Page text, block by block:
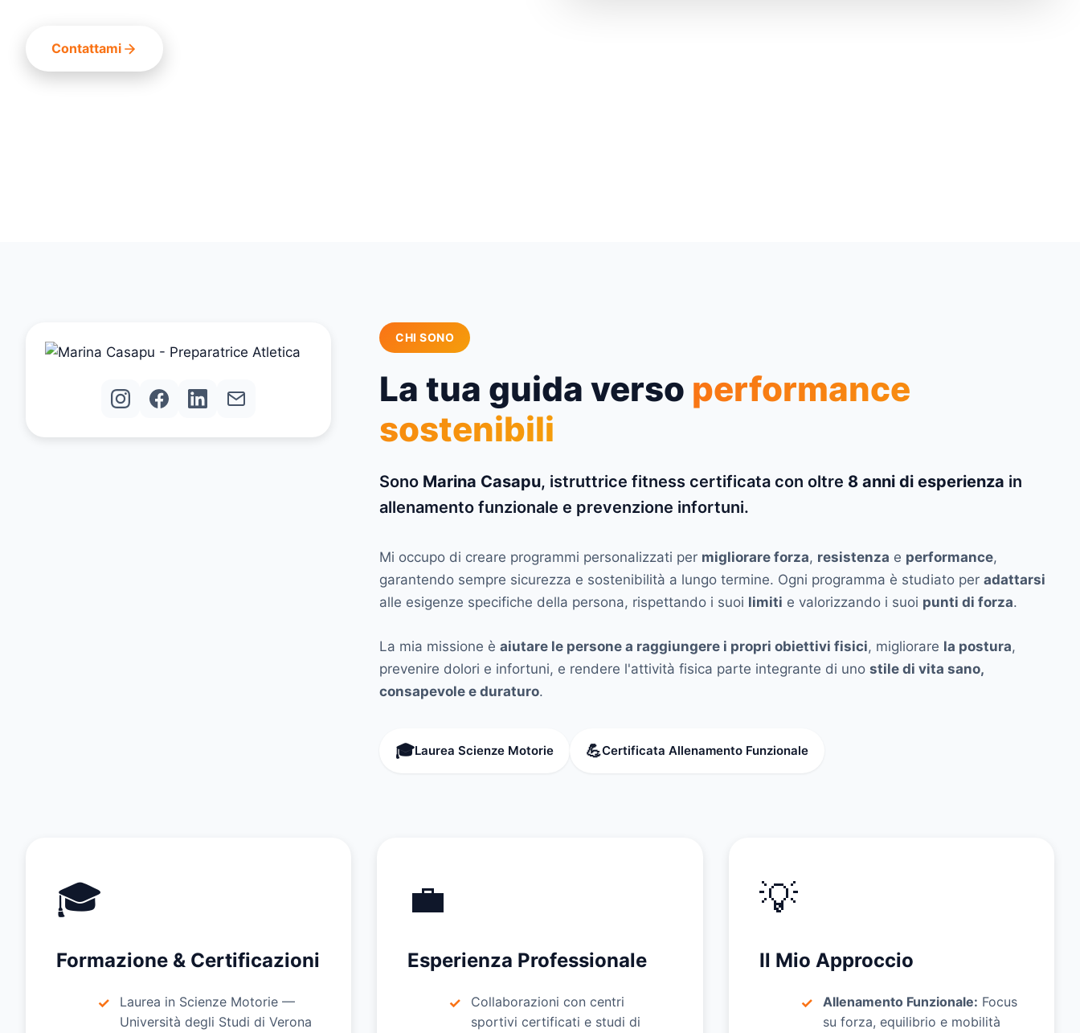
Contattami
CHI SONO
La tua guida verso performance
sostenibili
Sono Marina Casapu, istruttrice fitness certificata con oltre 8 anni di esperienza in
allenamento funzionale e prevenzione infortuni.
Mi occupo di creare programmi personalizzati per migliorare forza, resistenza e performance,
garantendo sempre sicurezza e sostenibilità a lungo termine. Ogni programma è studiato per adattarsi
alle esigenze specifiche della persona, rispettando i suoi limiti e valorizzando i suoi punti di forza.
La mia missione è aiutare le persone a raggiungere i propri obiettivi fisici, migliorare la postura,
prevenire dolori e infortuni, e rendere l'attività fisica parte integrante di uno stile di vita sano,
consapevole e duraturo.
🎓Laurea Scienze Motorie 💪Certificata Allenamento Funzionale
🎓
Formazione & Certificazioni
Laurea in Scienze Motorie —
Università degli Studi di Verona
💼
Esperienza Professionale
Collaborazioni con centri
sportivi certificati e studi di
💡
Il Mio Approccio
Allenamento Funzionale: Focus
su forza, equilibrio e mobilità